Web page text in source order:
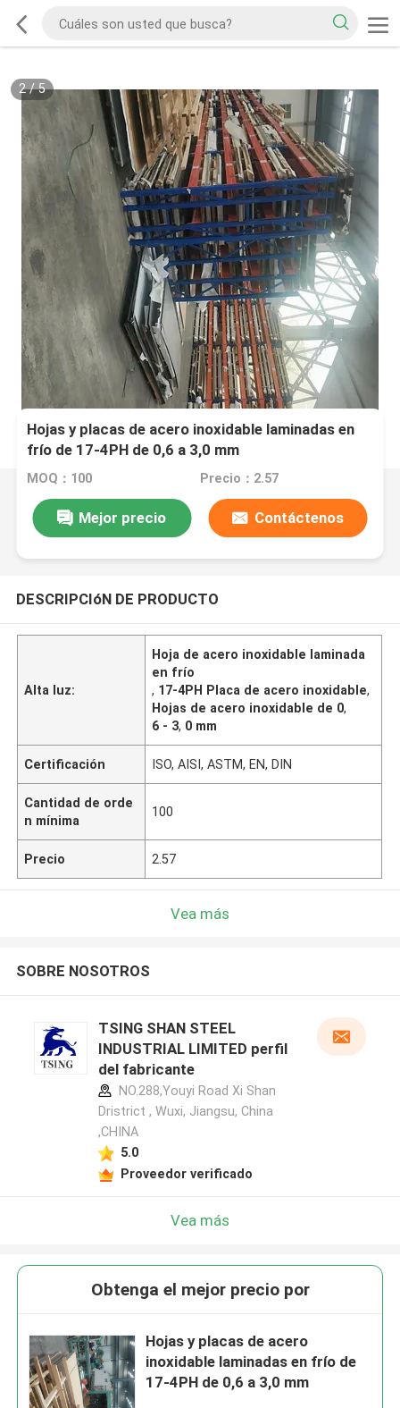
2/5
Hojas y placas de acero inoxidable laminadas en
frío de 17-4PH de 0,6 a 3,0 mm
MOQ：100 Precio：2.57
Mejor precio Contáctenos
DESCRIPCIóN DE PRODUCTO
Alta luz:
Hoja de acero inoxidable laminada
en frío
, 17-4PH Placa de acero inoxidable,
Hojas de acero inoxidable de 0,
6 - 3, 0 mm
Certificación ISO, AISI, ASTM, EN, DIN
Cantidad de orde
n mínima
100
Precio 2.57
Vea más
SOBRE NOSOTROS
TSING SHAN STEEL
INDUSTRIAL LIMITED perfil
del fabricante
NO.288,Youyi Road Xi Shan
Dristrict , Wuxi, Jiangsu, China
,CHINA
5.0
Proveedor verificado
Vea más
Obtenga el mejor precio por
Hojas y placas de acero
inoxidable laminadas en frío de
17-4PH de 0,6 a 3,0 mm